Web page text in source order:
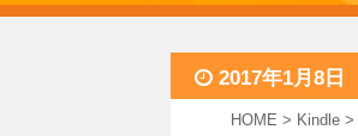
2017年1月8日
HOME > Kindle >